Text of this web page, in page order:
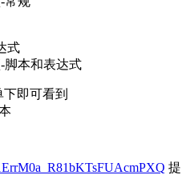
式
脚本和表达式
即可看到
提